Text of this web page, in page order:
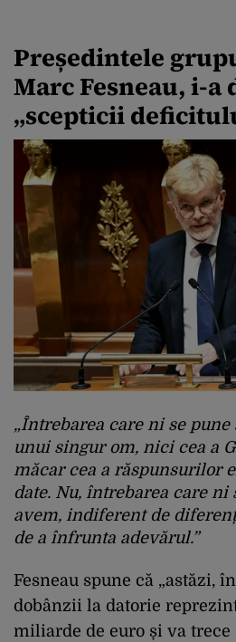
Președintele
Marc Fesneau, i-a
„scepticii
„Întrebarea care ni se pune
unui singur om, nici cea a
măcar cea a răspunsurilor
date. Nu, întrebarea care ni
avem, indiferent de
de a înfrunta adevărul.”
Fesneau spune că „astăzi,
dobânzii la datorie
miliarde de euro și va trece